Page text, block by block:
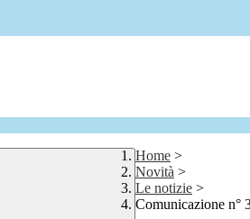
Home >
Novità >
Le notizie >
Comunicazione n°